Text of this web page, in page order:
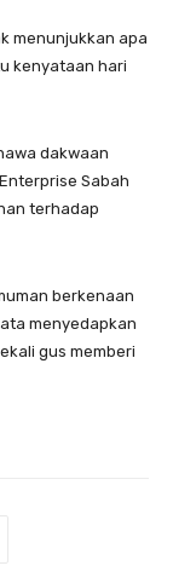
menunjukkan apa
kenyataan hari
dakwaan
Sabah
terhadap
berkenaan
menyedapkan
gus memberi